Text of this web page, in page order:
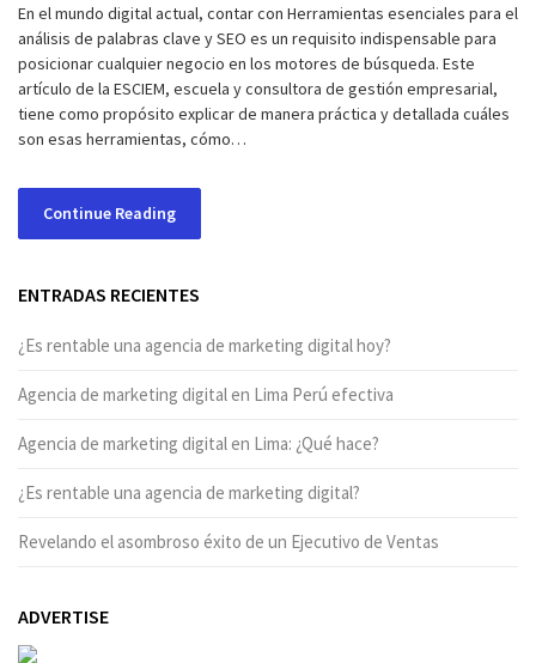
En el mundo digital actual, contar con Herramientas esenciales para el
análisis de palabras clave y SEO es un requisito indispensable para
posicionar cualquier negocio en los motores de búsqueda. Este
artículo de la ESCIEM, escuela y consultora de gestión empresarial,
tiene como propósito explicar de manera práctica y detallada cuáles
son esas herramientas, cómo…
Continue Reading
ENTRADAS RECIENTES
¿Es rentable una agencia de marketing digital hoy?
Agencia de marketing digital en Lima Perú efectiva
Agencia de marketing digital en Lima: ¿Qué hace?
¿Es rentable una agencia de marketing digital?
Revelando el asombroso éxito de un Ejecutivo de Ventas
ADVERTISE